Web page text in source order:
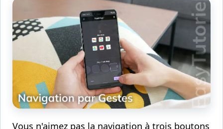
Vous n'aimez pas la navigation à trois boutons